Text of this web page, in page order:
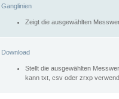
Ganglinien
Zeigt die ausgewählten
Download
Stellt die ausgewählten
kann txt, csv oder zrxp